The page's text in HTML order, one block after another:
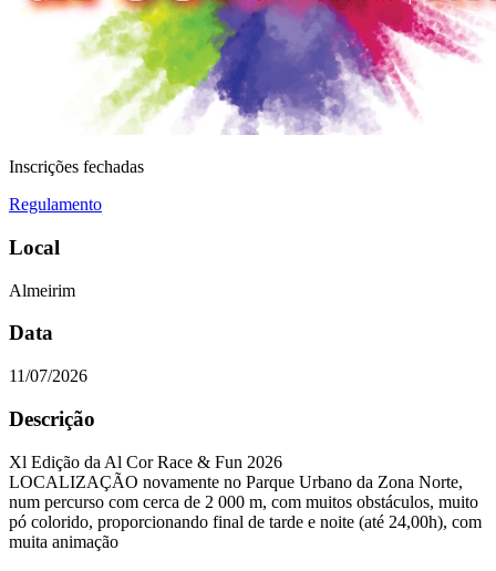
Inscrições fechadas
Regulamento
Local
Almeirim
Data
11/07/2026
Descrição
Xl Edição da Al Cor Race & Fun 2026
LOCALIZAÇÃO novamente no Parque Urbano da Zona Norte,
num percurso com cerca de 2 000 m, com muitos obstáculos, muito
pó colorido, proporcionando final de tarde e noite (até 24,00h), com
muita animação